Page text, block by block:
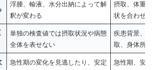
浮腫、輸液、水分出納によって解
釈が変わる
摂取、体重
状を合わせ
単独の検査値では摂取状況や病態
全体を表せない
疾患背景、
取、身体所
急性期の変化を見逃したり、安定
急性期、安